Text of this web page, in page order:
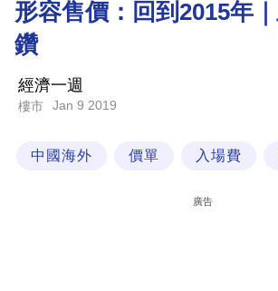
商
技
形容售價：回到2015年
鑽
經濟一週
樓市 Jan 9 2019
中國海外 價單 入場費
廣告